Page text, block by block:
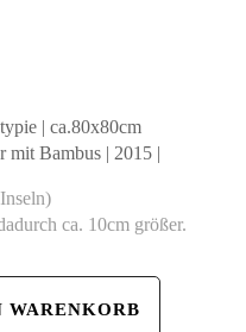
| ca.80x80cm
mit Bambus | 2015 |
ca. 10cm größer.